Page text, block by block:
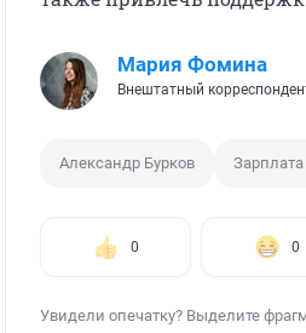
Мария Фомина
Внештатный
Александр Бурков
0 0
Увидели опечатку? Выделите